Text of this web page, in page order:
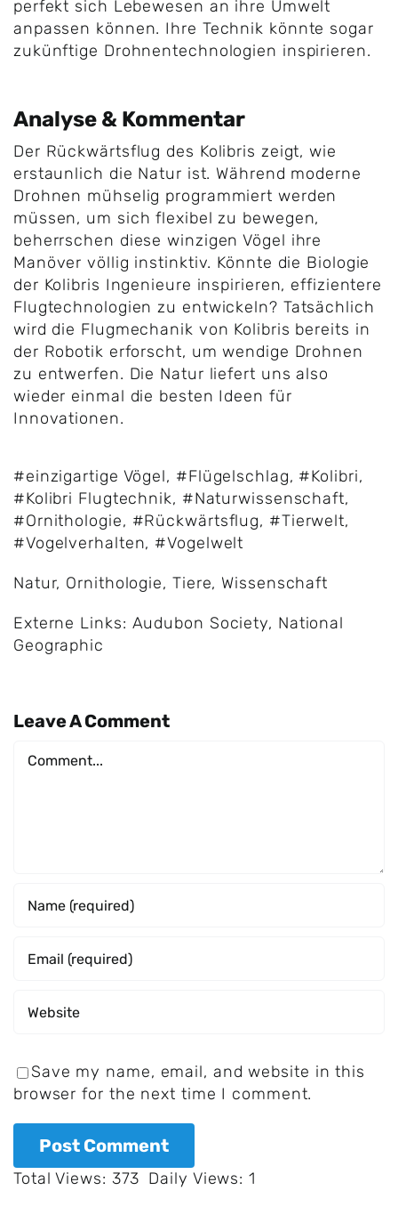
perfekt sich Lebewesen an ihre Umwelt
anpassen können. Ihre Technik könnte sogar
zukünftige Drohnentechnologien inspirieren.
Analyse & Kommentar
Der Rückwärtsflug des Kolibris zeigt, wie
erstaunlich die Natur ist. Während moderne
Drohnen mühselig programmiert werden
müssen, um sich flexibel zu bewegen,
beherrschen diese winzigen Vögel ihre
Manöver völlig instinktiv. Könnte die Biologie
der Kolibris Ingenieure inspirieren, effizientere
Flugtechnologien zu entwickeln? Tatsächlich
wird die Flugmechanik von Kolibris bereits in
der Robotik erforscht, um wendige Drohnen
zu entwerfen. Die Natur liefert uns also
wieder einmal die besten Ideen für
Innovationen.
#einzigartige Vögel, #Flügelschlag, #Kolibri,
#Kolibri Flugtechnik, #Naturwissenschaft,
#Ornithologie, #Rückwärtsflug, #Tierwelt,
#Vogelverhalten, #Vogelwelt
Natur, Ornithologie, Tiere, Wissenschaft
Externe Links: Audubon Society, National
Geographic
Leave A Comment
Comment
Save my name, email, and website in this
browser for the next time I comment.
Total Views: 373 Daily Views: 1